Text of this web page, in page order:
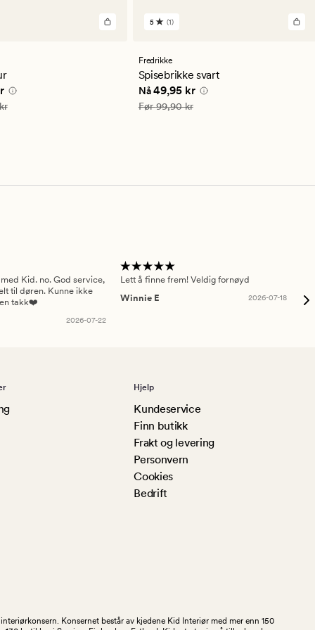
pris
kr
1
en
gjennomsnittlig
vurdering
på
5
5 (1)
Fredrikke
Spisebrikke svart
Nåværende pris
Nå 49,95 kr
Vanlig pris 99,90 kr
Før99,90 kr
Kid. no. God service,
til døren. Kunne ikke
takk❤️
2026-07-22
Lett å finne frem! Veldig fornøyd
Winnie E
2026-07-18
Hjelp
Kundeservice
Finn butikk
Frakt og levering
Personvern
Cookies
Bedrift
Konsernet består av kjedene Kid Interiør med mer enn 150